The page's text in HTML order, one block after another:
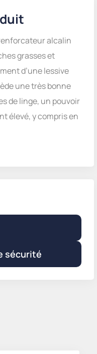
alcalin
grasses et
d’une lessive
une très bonne
de linge, un pouvoir
élevé, y compris en
sécurité